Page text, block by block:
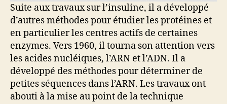
Suite aux travaux sur l’insuline, il a développé
d’autres méthodes pour étudier les protéines et
en particulier les centres actifs de certaines
enzymes. Vers 1960, il tourna son attention vers
les acides nucléiques, l’ARN et l’ADN. Il a
développé des méthodes pour déterminer de
petites séquences dans l’ARN. Les travaux ont
abouti à la mise au point de la technique